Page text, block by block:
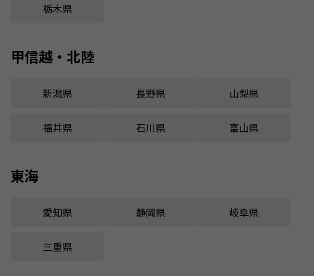
栃木県
甲信越・北陸
新潟県 長野県 山梨県
福井県 石川県 富山県
東海
愛知県 静岡県 岐阜県
三重県